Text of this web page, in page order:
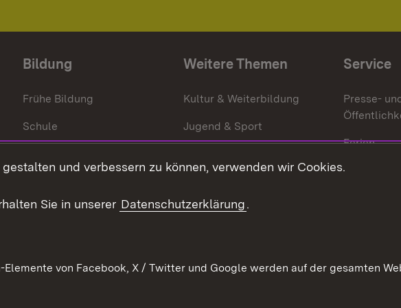
Bildung
Frühe Bildung
Schule
Weitere Themen
Kultur & Weiterbildung
Jugend & Sport
Service
Presse-
Ferien
Stellen
und verbessern zu können, verwenden wir Cookies.
Sie in unserer Datenschutzerklärung.
von Facebook, X / Twitter und Google werden auf der gesamten